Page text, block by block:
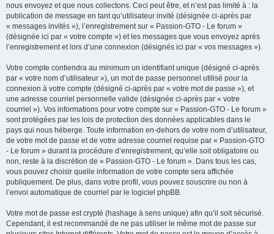
nous envoyez et que nous collectons. Ceci peut être, et n’est pas limité à : la
publication de message en tant qu’utilisateur invité (désignée ci-après par
« messages invités »), l’enregistrement sur « Passion-GTO - Le forum »
(désignée ici par « votre compte ») et les messages que vous envoyez après
l’enregistrement et lors d’une connexion (désignés ici par « vos messages »).
Votre compte contiendra au minimum un identifiant unique (désigné ci-après
par « votre nom d’utilisateur »), un mot de passe personnel utilisé pour la
connexion à votre compte (désigné ci-après par « votre mot de passe »), et
une adresse courriel personnelle valide (désignée ci-après par « votre
courriel »). Vos informations pour votre compte sur « Passion-GTO - Le forum »
sont protégées par les lois de protection des données applicables dans le
pays qui nous héberge. Toute information en-dehors de votre nom d’utilisateur,
de votre mot de passe et de votre adresse courriel requise par « Passion-GTO
- Le forum » durant la procédure d’enregistrement, qu’elle soit obligatoire ou
non, reste à la discrétion de « Passion-GTO - Le forum ». Dans tous les cas,
vous pouvez choisir quelle information de votre compte sera affichée
publiquement. De plus, dans votre profil, vous pouvez souscrire ou non à
l’envoi automatique de courriel par le logiciel phpBB.
Votre mot de passe est crypté (hashage à sens unique) afin qu’il soit sécurisé.
Cependant, il est recommandé de ne pas utiliser le même mot de passe sur